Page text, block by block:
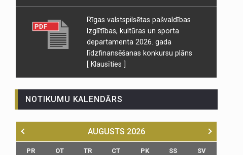
Rīgas valstspilsētas pašvaldības
Izglītības, kultūras un sporta
departamenta 2026. gada
līdzfinansēšanas konkursu plāns
[ Klausīties ]
NOTIKUMU KALENDĀRS
AUGUSTS 2026
PR OT TR CT PK SS SV